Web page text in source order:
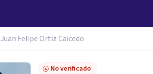
Juan Felipe Ortiz Caicedo
No verificado